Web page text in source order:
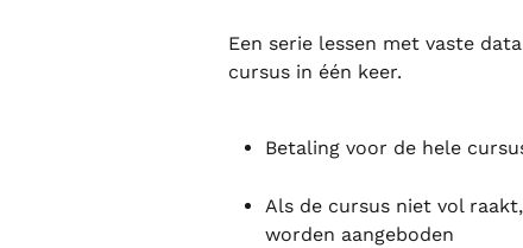
Een serie lessen met vaste
cursus in één keer.
Betaling voor de hele
Als de cursus niet vol
worden aangeboden